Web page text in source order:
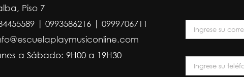
Piso 7
| 0993586216 | 0999706711
a Sábado: 9H00 a 19H30